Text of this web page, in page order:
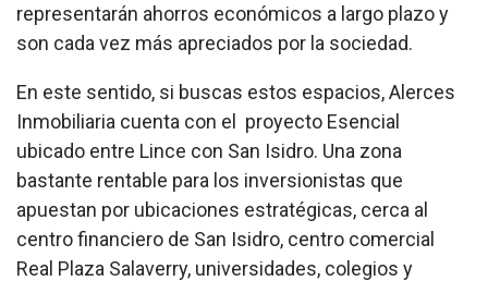
representarán ahorros económicos a largo plazo y
son cada vez más apreciados por la sociedad.
En este sentido, si buscas estos espacios, Alerces
Inmobiliaria cuenta con el proyecto Esencial
ubicado entre Lince con San Isidro. Una zona
bastante rentable para los inversionistas que
apuestan por ubicaciones estratégicas, cerca al
centro financiero de San Isidro, centro comercial
Real Plaza Salaverry, universidades, colegios y